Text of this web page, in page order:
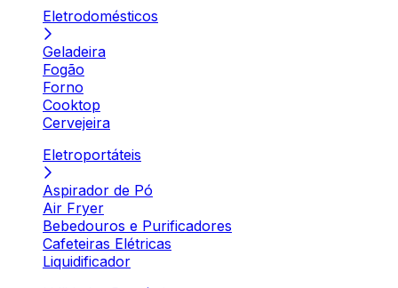
Eletrodomésticos
Geladeira
Fogão
Forno
Cooktop
Cervejeira
Eletroportáteis
Aspirador de Pó
Air Fryer
Bebedouros e Purificadores
Cafeteiras Elétricas
Liquidificador